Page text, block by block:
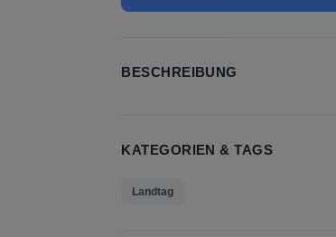
BESCHREIBUNG
KATEGORIEN & TAGS
Landtag